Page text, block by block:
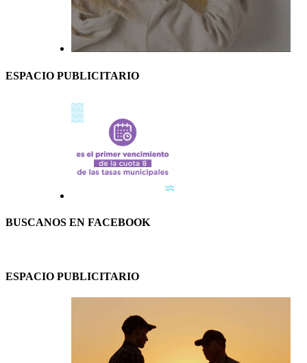
ESPACIO PUBLICITARIO
BUSCANOS EN FACEBOOK
ESPACIO PUBLICITARIO